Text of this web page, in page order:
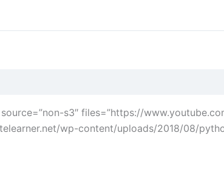
s3″ files=”https://
wp-content/uploads/2018/08/